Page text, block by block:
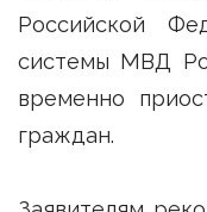
Российской
системы МВД
временно
граждан.